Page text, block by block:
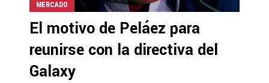
MERCADO
El motivo de Peláez para
reunirse con la directiva del
Galaxy